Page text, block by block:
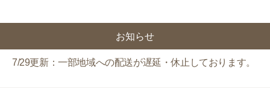
お知らせ
7/29更新：一部地域への配送が遅延・休止しております。
利用条件：3,000円以上のお買い物でご利用いただけます
ご利用回数：お一人様1回限り
※他のクーポンとの併用はできません